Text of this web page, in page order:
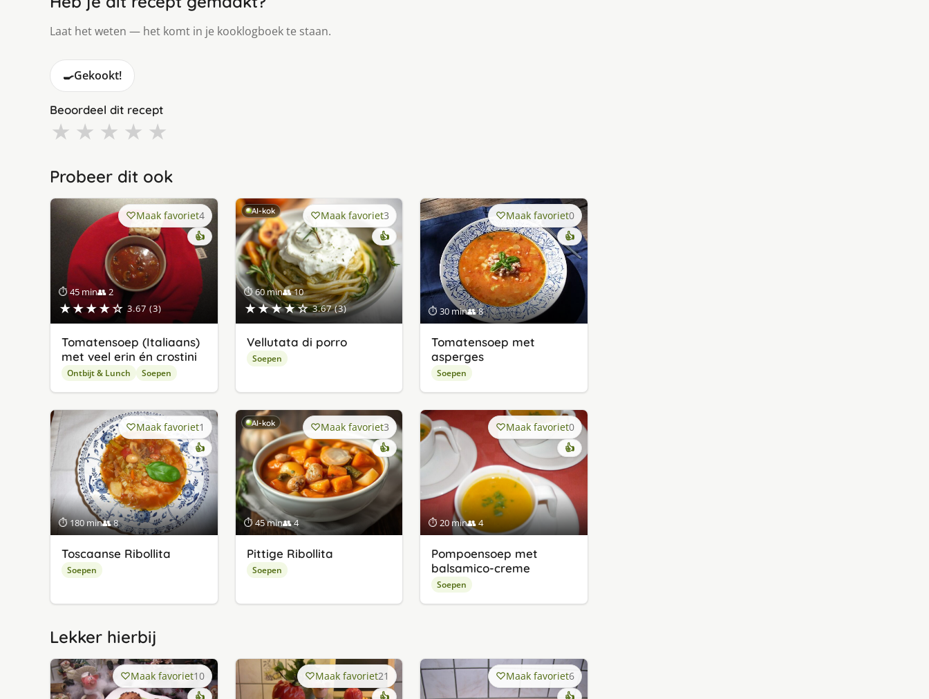
Laat het weten — het komt in je kooklogboek te staan.
🍳Gekookt!
Beoordeel dit recept
★ ★ ★ ★ ★
Probeer dit ook
⏱ 45 min👥 2
★★★★☆ 3.67 (3)
Maak favoriet4
👍
Tomatensoep (Italiaans)
met veel erin én crostini
Ontbijt & Lunch Soepen
AI-kok
⏱ 60 min👥 10
★★★★☆ 3.67 (3)
Maak favoriet3
👍
Vellutata di porro
Soepen
⏱ 30 min👥 8
Maak favoriet0
👍
Tomatensoep met
asperges
Soepen
⏱ 180 min👥 8
Maak favoriet1
👍
Toscaanse Ribollita
Soepen
AI-kok
⏱ 45 min👥 4
Maak favoriet3
👍
Pittige Ribollita
Soepen
⏱ 20 min👥 4
Maak favoriet0
👍
Pompoensoep met
balsamico-creme
Soepen
Lekker hierbij
Maak favoriet10 Maak favoriet21 Maak favoriet6